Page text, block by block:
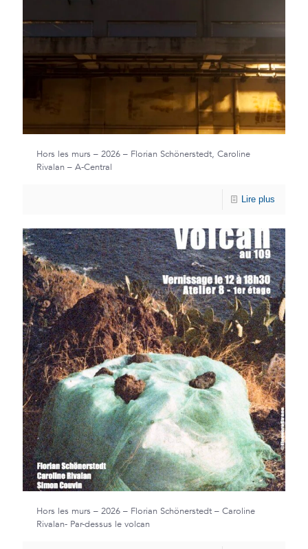
Hors les murs – 2026 – Florian Schönerstedt, Caroline
Rivalan – A-Central
Lire plus
Hors les murs – 2026 – Florian Schönerstedt – Caroline
Rivalan- Par-dessus le volcan